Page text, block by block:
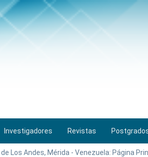
Investigadores Revistas
Los Andes, Mérida - Venezuela: Página